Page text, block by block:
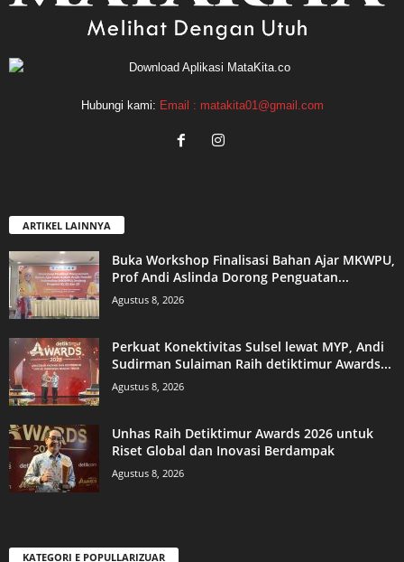
Hubungi kami: Email : matakita01@gmail.com
ARTIKEL LAINNYA
Buka Workshop Finalisasi Bahan Ajar MKWPU,
Prof Andi Aslinda Dorong Penguatan...
Agustus 8, 2026
Perkuat Konektivitas Sulsel lewat MYP, Andi
Sudirman Sulaiman Raih detiktimur Awards...
Agustus 8, 2026
Unhas Raih Detiktimur Awards 2026 untuk
Riset Global dan Inovasi Berdampak
Agustus 8, 2026
KATEGORI E POPULLARIZUAR